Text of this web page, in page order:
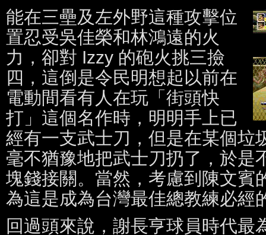
能在三壘及左外野這種攻擊位
置忍受吳佳榮和林鴻遠的火
力，卻對 Izzy 的砲火挑三撿
四，這倒是令民明想起以前在
電動間看有人在玩「街頭快
打」這個名作時，明明手上已
經有一支武士刀，但是在某個垃
毫不猶豫地把武士刀扔了，於是
塊錢接關。當然，考慮到陳文賓
為這是成為台灣最佳總教練必經
回過頭來說，謝長亨球員時代最